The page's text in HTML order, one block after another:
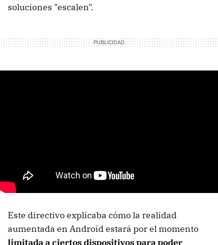
soluciones "escalen".
Este directivo explicaba cómo la realidad
aumentada en Android estará por el momento
limitada a ciertos dispositivos para poder